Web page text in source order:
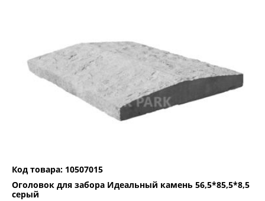
Код товара: 10507015
Оголовок для забора Идеальный камень 56,5*85,5*8,5
серый